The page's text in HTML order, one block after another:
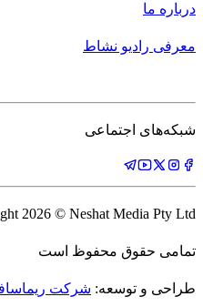
درباره ما
معرفی رادیو نشاط
شبکه‌های اجتماعی
2026 © Neshat Media Pty Ltd
تمامی حقوق محفوظ است
طراحی و توسعه: شرکت